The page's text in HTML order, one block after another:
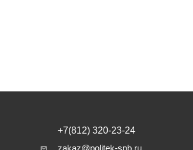
+7(812) 320-23-24
zakaz@politek-spb.ru